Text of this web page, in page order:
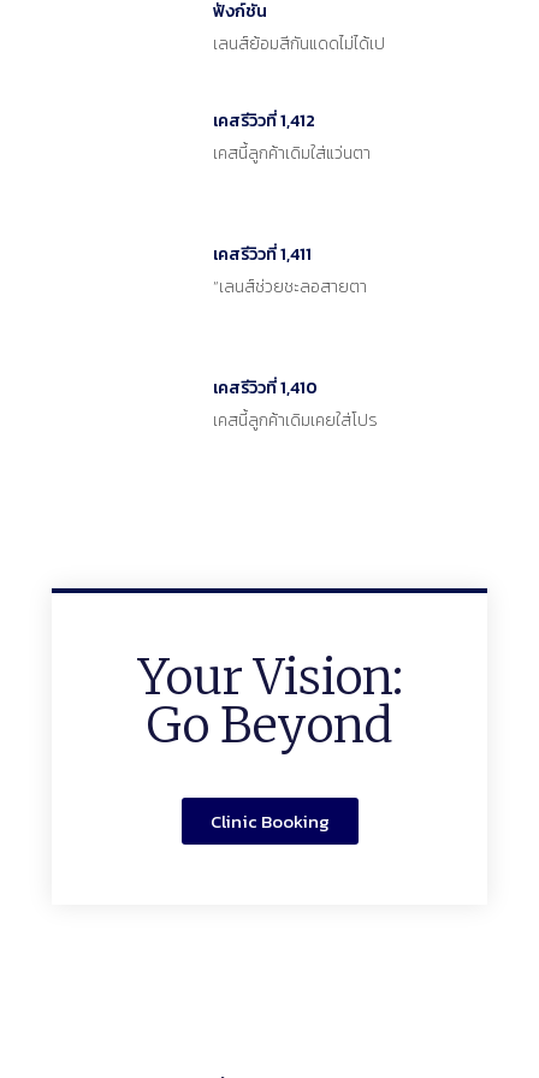
ฟังก์ชัน
เลนส์ย้อมสีกันแดดไม่ได้เป
เคสรีวิวที่ 1,412
เคสนี้ลูกค้าเดิมใส่แว่นตา
เคสรีวิวที่ 1,411
“เลนส์ช่วยชะลอสายตา
เคสรีวิวที่ 1,410
เคสนี้ลูกค้าเดิมเคยใส่โปร
Your Vision:
Go Beyond
Clinic Booking